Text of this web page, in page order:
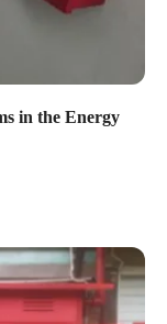
in the Energy